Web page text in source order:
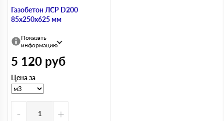
Газобетон ЛСР D200
85х250х625 мм
Показать
информацию
5 120 руб
Цена за
- +